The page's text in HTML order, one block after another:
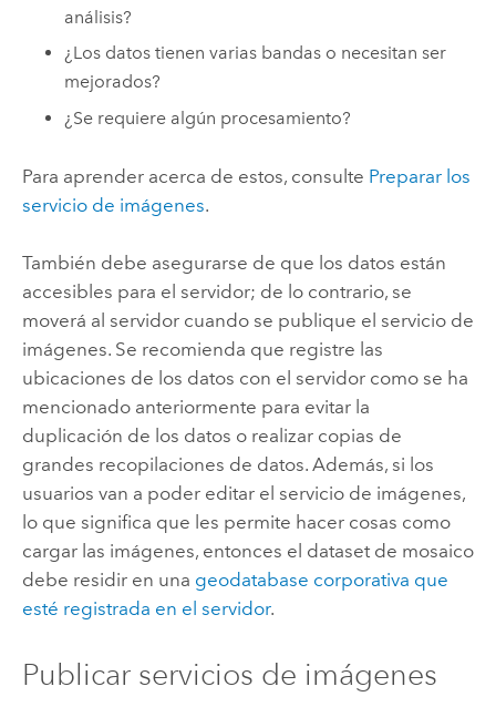
análisis?
¿Los datos tienen varias bandas o necesitan ser
mejorados?
¿Se requiere algún procesamiento?
Para aprender acerca de estos, consulte Preparar los
servicio de imágenes.
También debe asegurarse de que los datos están
accesibles para el servidor; de lo contrario, se
moverá al servidor cuando se publique el servicio de
imágenes. Se recomienda que registre las
ubicaciones de los datos con el servidor como se ha
mencionado anteriormente para evitar la
duplicación de los datos o realizar copias de
grandes recopilaciones de datos. Además, si los
usuarios van a poder editar el servicio de imágenes,
lo que significa que les permite hacer cosas como
cargar las imágenes, entonces el dataset de mosaico
debe residir en una geodatabase corporativa que
esté registrada en el servidor.
Publicar servicios de imágenes